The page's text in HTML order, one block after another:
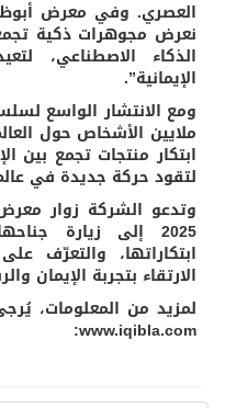
نعرض مجوهرات ذكية
الذكاء الاصطناعي،
الإيمانية”.
ومع الانتشار الواسع
ملايين الأشخاص حول
ابتكار منتجات تجمع بين
لتقود حركة جديدة في
وتدعو الشركة زوار
ابتكاراتها، والتعرّف
الارتقاء بتجربة الإيمان
لمزيد من المعلومات،
www.iqibla.com: